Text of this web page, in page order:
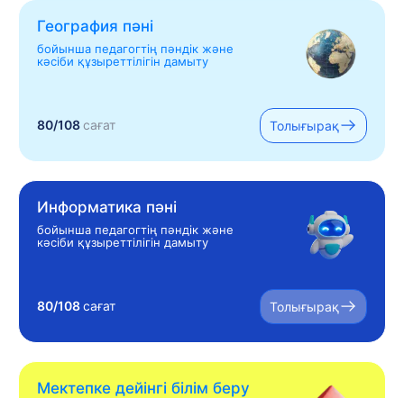
География пәні
бойынша педагогтің пәндік және
кәсіби құзыреттілігін дамыту
80/108сағат Толығырақ
Информатика пәні
бойынша педагогтің пәндік және
кәсіби құзыреттілігін дамыту
80/108сағат Толығырақ
Мектепке дейінгі білім беру